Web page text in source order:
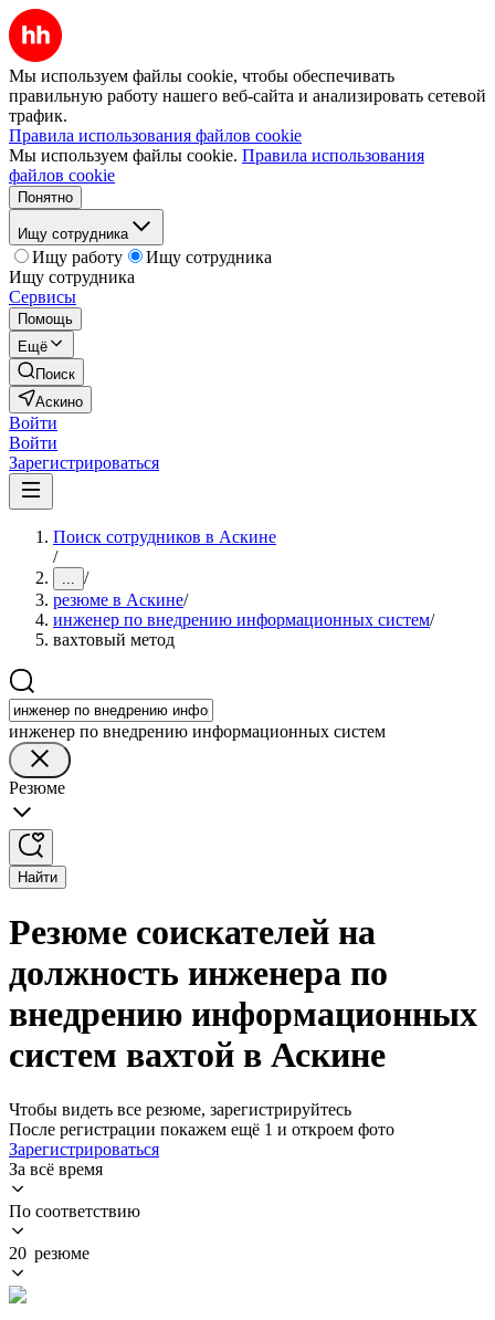
Мы используем файлы cookie, чтобы обеспечивать
правильную работу нашего веб-сайта и анализировать сетевой
трафик.
Правила использования файлов cookie
Мы используем файлы cookie. Правила использования
файлов cookie
Понятно
Ищу сотрудника
Ищу работу
Ищу сотрудника
Ищу сотрудника
Сервисы
Помощь
Ещё
Поиск
Аскино
Войти
Войти
Зарегистрироваться
Поиск сотрудников в Аскине
/
... /
резюме в Аскине/
инженер по внедрению информационных систем/
вахтовый метод
инженер по внедрению информационных систем
Резюме
Найти
Резюме соискателей на
должность инженера по
внедрению информационных
систем вахтой в Аскине
Чтобы видеть все резюме, зарегистрируйтесь
После регистрации покажем ещё 1 и откроем фото
Зарегистрироваться
За всё время
По соответствию
20 резюме